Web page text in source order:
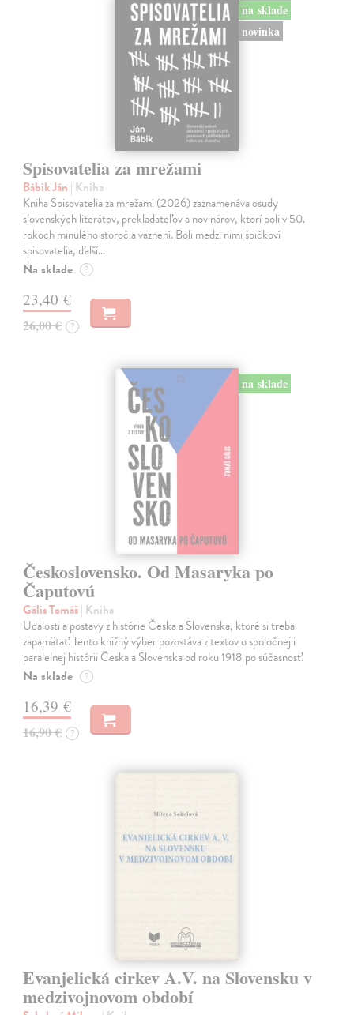
na sklade
novinka
Spisovatelia za mrežami
Bábik Ján | Kniha
Kniha Spisovatelia za mrežami (2026) zaznamenáva osudy
slovenských literátov, prekladateľov a novinárov, ktorí boli v 50.
rokoch minulého storočia väznení. Boli medzi nimi špičkoví
spisovatelia, ďalší…
Na sklade ?
23,40 €
26,00 € ?
na sklade
Československo. Od Masaryka po
Čaputovú
Gális Tomáš| Kniha
Udalosti a postavy z histórie Česka a Slovenska, ktoré si treba
zapamätať. Tento knižný výber pozostáva z textov o spoločnej i
paralelnej histórii Česka a Slovenska od roku 1918 po súčasnosť.
Na sklade ?
16,39 €
16,90 € ?
Evanjelická cirkev A.V. na Slovensku v
medzivojnovom období